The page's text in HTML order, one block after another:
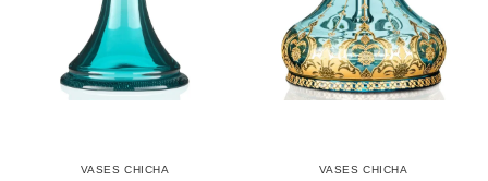
VASES CHICHA VASES CHICHA